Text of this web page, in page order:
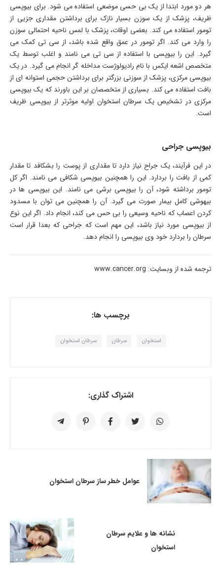
هر دو مورد ابتدا از یک بی حسی موضعی استفاده می شود. برای بیوپسی
ظریف، پزشک از یک سوزن بسیار نازک برای برداشتن مقداری جزیی از
تومور استفاده می کند. بعضی اوقات، پزشک با لمس ناحیه احتمالی سوزن
را وارد می کند. اگر تومور در عمق واقع شده باشد، از سی تی کمک می
گیرد. این را بیوپسی با استفاده از سی تی می نامند و اغلب توسط یک
متخصص اشعه ایکس با نام رادیولوژست مداخله گر انجام می گیرد. در یک
بیوپسی مرکزی، پزشک از سوزنی بزرگتر برای برداشتن حجمی استوانه ای از
بافت استفاده می کند. بسیاری از متخصصان بر این باورند که یک بیوپسی
مرکزی در تشخیص یک سرطان استخوان اولیه موثرتر از بیوپسی ظریف
است.
بیوپسی جراحی
در این فرآیند، یک جراح نیاز دارد تا مقداری از پوست را بشکافد تا مقدار
کمی از بافت را بردارد. این را همچنین بیوپسی شکافی می نامند. اگر کل
تومور برداشته شود، آن را بیوپسی برشی می نامند. این بیوپسی ها در
بیهوشی کامل بیمار صورت می گیرد. آن را همچنین می توان با مسدود
کردن اعصاب که ناحیه وسیعی را بی حس می کند، انجام داد. اگر این نوع
از بیوپسی مورد نیاز باشد، این مهم است که جراحی که بعدا قرار است
سرطان را بردارد خود وی بیوپسی را انجام دهد.
ترجمه شده از وبسایت: www.cancer.org
برچسب ها:
استخوان سرطان سرطان استخوان
اشتراک گذاری:
عوامل خطر ساز سرطان استخوان
نشانه ها و علایم سرطان
استخوان